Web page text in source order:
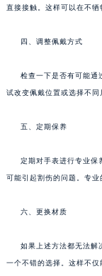
直接接触。这样可以在不牺
四、调整佩戴方式
检查一下是否有可能通
试改变佩戴位置或选择不同
五、定期保养
定期对手表进行专业保
可能引起割伤的问题。专业
六、更换材质
如果上述方法都无法解
一个不错的选择。这样不仅